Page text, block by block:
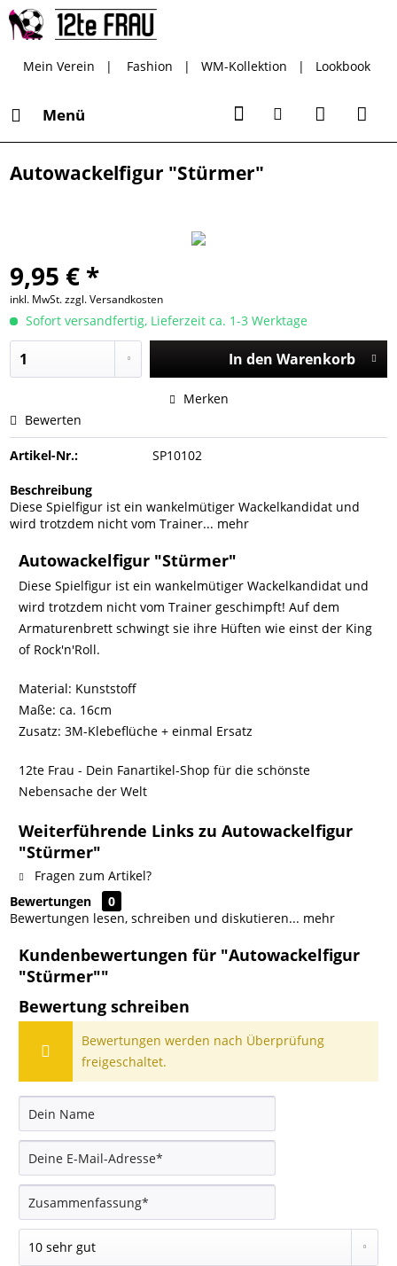
Mein Verein | Fashion | WM-Kollektion | Lookbook
Menü
Autowackelfigur "Stürmer"
9,95 € *
inkl. MwSt.zzgl. Versandkosten
Sofort versandfertig, Lieferzeit ca. 1-3 Werktage
In den Warenkorb
Merken
Bewerten
Artikel-Nr.: SP10102
Beschreibung
Diese Spielfigur ist ein wankelmütiger Wackelkandidat und
wird trotzdem nicht vom Trainer... mehr
Autowackelfigur "Stürmer"
Diese Spielfigur ist ein wankelmütiger Wackelkandidat und
wird trotzdem nicht vom Trainer geschimpft! Auf dem
Armaturenbrett schwingt sie ihre Hüften wie einst der King
of Rock'n'Roll.
Material: Kunststoff
Maße: ca. 16cm
Zusatz: 3M-Klebeflüche + einmal Ersatz
12te Frau - Dein Fanartikel-Shop für die schönste
Nebensache der Welt
Weiterführende Links zu Autowackelfigur
"Stürmer"
Fragen zum Artikel?
Bewertungen
0
Bewertungen lesen, schreiben und diskutieren... mehr
Kundenbewertungen für "Autowackelfigur
"Stürmer""
Bewertung schreiben
Bewertungen werden nach Überprüfung
freigeschaltet.